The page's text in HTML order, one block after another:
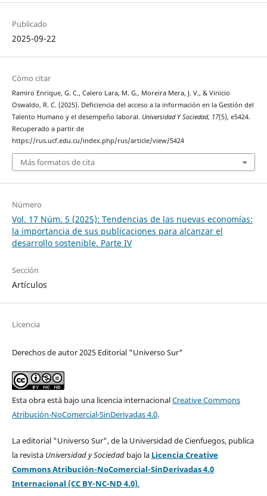
Publicado
2025-09-22
Cómo citar
Ramiro Enrique, G. C., Calero Lara, M. G., Moreira Mera, J. V., & Vinicio
Oswaldo, R. C. (2025). Deficiencia del acceso a la información en la Gestión del
Talento Humano y el desempeño laboral. Universidad Y Sociedad, 17(5), e5424.
Recuperado a partir de
https://rus.ucf.edu.cu/index.php/rus/article/view/5424
Más formatos de cita
Número
Vol. 17 Núm. 5 (2025): Tendencias de las nuevas economías:
la importancia de sus publicaciones para alcanzar el
desarrollo sostenible. Parte IV
Sección
Artículos
Licencia
Derechos de autor 2025 Editorial "Universo Sur"
Esta obra está bajo una licencia internacionalCreative Commons
Atribución-NoComercial-SinDerivadas 4.0.
La editorial "Universo Sur", de la Universidad de Cienfuegos, publica
la revista Universidad y Sociedad bajo la Licencia Creative
Commons Atribución-NoComercial-SinDerivadas 4.0
Internacional (CC BY-NC-ND 4.0).